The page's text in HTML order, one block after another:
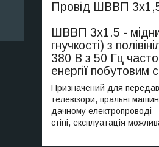
Провід ШВВП
ШВВП 3х1.5 -
гнучкості) з
380 В з 50 Гц
енергії побутовим
Призначений для
телевізори, пральні
дачному електропроводі
стіні, експлуатація